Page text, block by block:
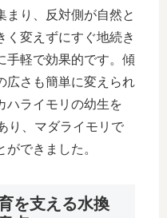
まり、反対側が自然と
く変えずにすぐ地続き
手軽で効果的です。傾
広さも簡単に変えられ
ハライモリの幼生を
り、マダライモリで
できました。
を支える水換